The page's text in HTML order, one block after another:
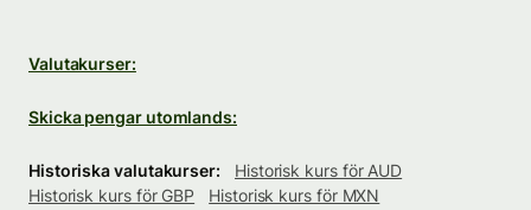
Valutakurser:
Skicka pengar utomlands:
Historiska valutakurser:
Historisk kurs för AUD
Historisk kurs för GBP
Historisk kurs för MXN